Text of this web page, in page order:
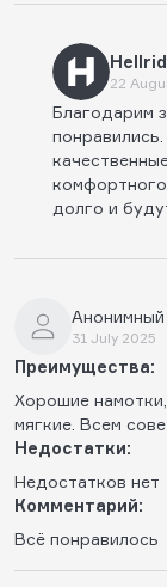
22
Благодарим
долго и
Анонимный
31 July 2025
Преимущества:
Хорошие
мягкие. Всем
Недостатки:
Недостатков нет
Комментарий:
Всё понравилось